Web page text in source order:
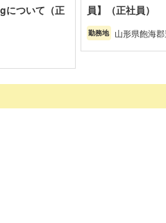
について（正
員】（正社員）
勤務地 山形県飽海